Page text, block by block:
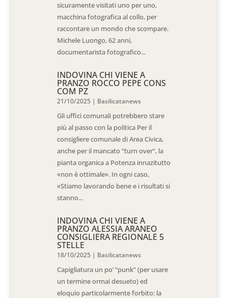
sicuramente visitati uno per uno,
macchina fotografica al collo, per
raccontare un mondo che scompare.
Michele Luongo, 62 anni,
documentarista fotografico...
INDOVINA CHI VIENE A
PRANZO ROCCO PEPE CONS
COM PZ
21/10/2025 | Basilicatanews
Gli uffici comunali potrebbero stare
più al passo con la politica Per il
consigliere comunale di Area Civica,
anche per il mancato “turn over”, la
pianta organica a Potenza innazitutto
«non è ottimale». In ogni caso,
«Stiamo lavorando bene e i risultati si
stanno...
INDOVINA CHI VIENE A
PRANZO ALESSIA ARANEO
CONSIGLIERA REGIONALE 5
STELLE
18/10/2025 | Basilicatanews
Capigliatura un po’ “punk” (per usare
un termine ormai desueto) ed
eloquio particolarmente forbito: la